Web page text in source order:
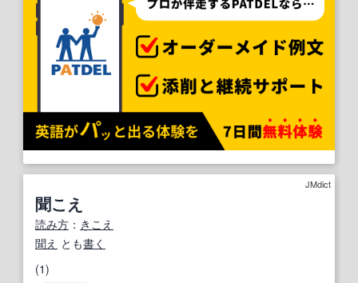
JMdict
聞こえ
読み方 ： きこえ
聞え とも書く
(1)